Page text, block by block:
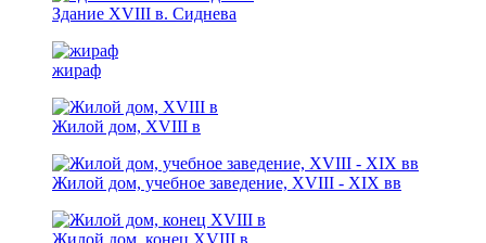
Здание XVIII в. Сиднева
жираф
Жилой дом, ХVIII в
Жилой дом, учебное заведение, XVIII - XIХ вв
Жилой дом, конец XVIII в